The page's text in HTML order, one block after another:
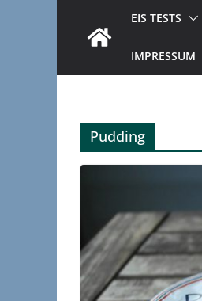
EIS TESTS
IMPRESSUM
Pudding